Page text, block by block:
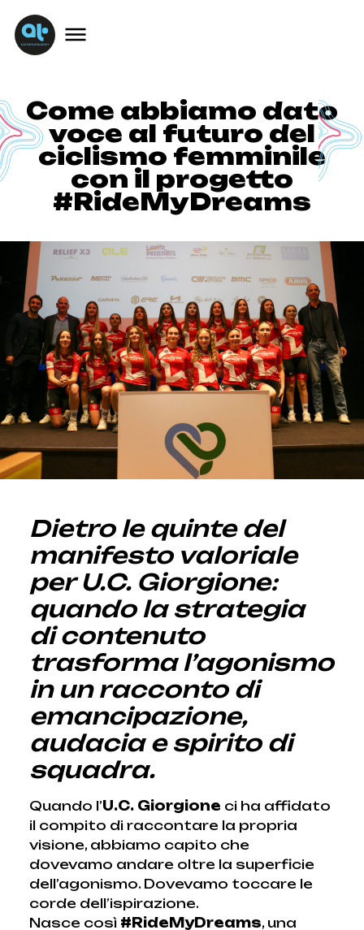
Come abbiamo dato
voce al futuro del
ciclismo femminile
con il progetto
#RideMyDreams
Dietro le quinte del
manifesto valoriale
per U.C. Giorgione:
quando la strategia
di contenuto
trasforma l’agonismo
in un racconto di
emancipazione,
audacia e spirito di
squadra.
Quando l’U.C. Giorgione ci ha affidato
il compito di raccontare la propria
visione, abbiamo capito che
dovevamo andare oltre la superficie
dell’agonismo. Dovevamo toccare le
corde dell’ispirazione.
Nasce così #RideMyDreams, una